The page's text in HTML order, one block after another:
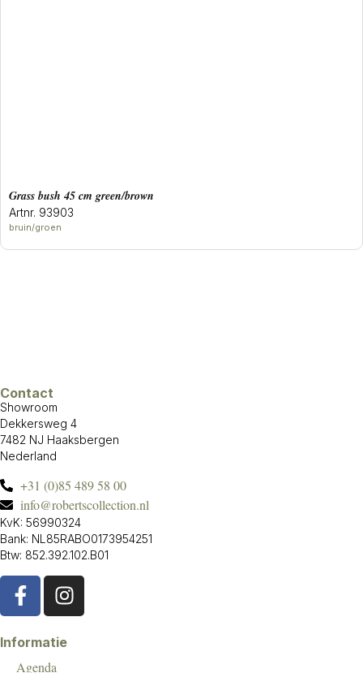
grass bush 45 cm green/brown
Artnr. 93903
bruin/groen
Contact
Showroom
Dekkersweg 4
7482 NJ Haaksbergen
Nederland
+31 (0)85 489 58 00
info@robertscollection.nl
KvK: 56990324
Bank: NL85RABO0173954251
Btw: 852.392.102.B01
Informatie
Agenda